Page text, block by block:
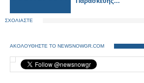
ΣΧΟΛΙΑΣΤΕ
ΑΚΟΛΟΥΘΗΣΤΕ ΤΟ NEWSNOWGR.COM